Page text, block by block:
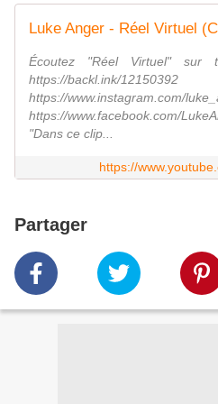
Luke Anger - Réel Virtuel
Écoutez "Réel Virtuel" sur
https://backl.ink/
https://
https://www.facebook.com/
"Dans ce clip...
https://
Partager